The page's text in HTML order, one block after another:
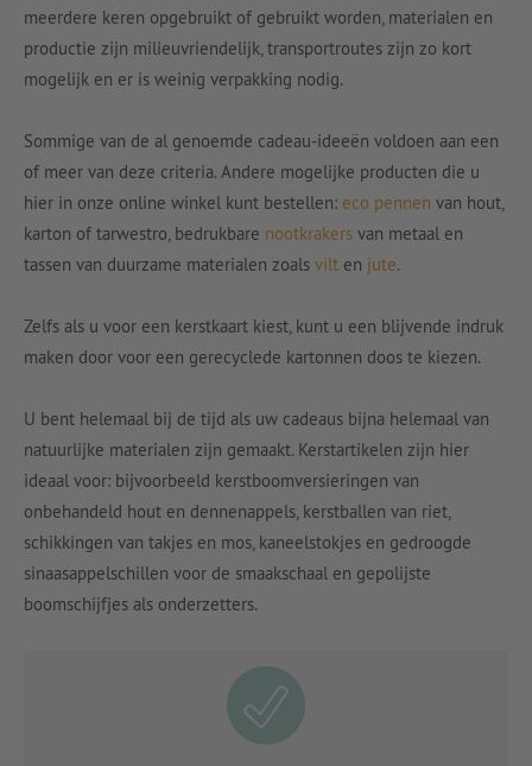
meerdere keren opgebruikt of gebruikt worden, materialen en
productie zijn milieuvriendelijk, transportroutes zijn zo kort
mogelijk en er is weinig verpakking nodig.
Sommige van de al genoemde cadeau-ideeën voldoen aan een
of meer van deze criteria. Andere mogelijke producten die u
hier in onze online winkel kunt bestellen: eco pennen van hout,
karton of tarwestro, bedrukbare nootkrakers van metaal en
tassen van duurzame materialen zoals vilt en jute.
Zelfs als u voor een kerstkaart kiest, kunt u een blijvende indruk
maken door voor een gerecyclede kartonnen doos te kiezen.
U bent helemaal bij de tijd als uw cadeaus bijna helemaal van
natuurlijke materialen zijn gemaakt. Kerstartikelen zijn hier
ideaal voor: bijvoorbeeld kerstboomversieringen van
onbehandeld hout en dennenappels, kerstballen van riet,
schikkingen van takjes en mos, kaneelstokjes en gedroogde
sinaasappelschillen voor de smaakschaal en gepolijste
boomschijfjes als onderzetters.